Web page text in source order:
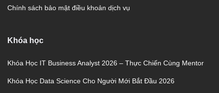
Chính sách bảo mật điều khoản dịch vụ
Khóa học
Khóa Học IT Business Analyst 2026 – Thực Chiến Cùng Mentor
Khóa Học Data Science Cho Người Mới Bắt Đầu 2026